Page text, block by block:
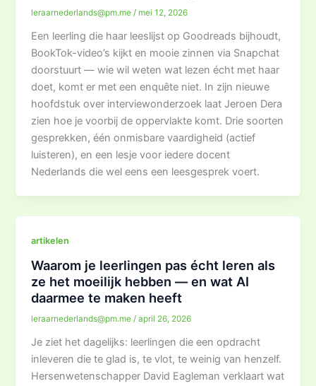
leraarnederlands@pm.me/ mei 12, 2026
Een leerling die haar leeslijst op Goodreads bijhoudt,
BookTok-video’s kijkt en mooie zinnen via Snapchat
doorstuurt — wie wil weten wat lezen écht met haar
doet, komt er met een enquête niet. In zijn nieuwe
hoofdstuk over interviewonderzoek laat Jeroen Dera
zien hoe je voorbij de oppervlakte komt. Drie soorten
gesprekken, één onmisbare vaardigheid (actief
luisteren), en een lesje voor iedere docent
Nederlands die wel eens een leesgesprek voert.
artikelen
Waarom je leerlingen pas écht leren als
ze het moeilijk hebben — en wat AI
daarmee te maken heeft
leraarnederlands@pm.me/april 26, 2026
Je ziet het dagelijks: leerlingen die een opdracht
inleveren die te glad is, te vlot, te weinig van henzelf.
Hersenwetenschapper David Eagleman verklaart wat